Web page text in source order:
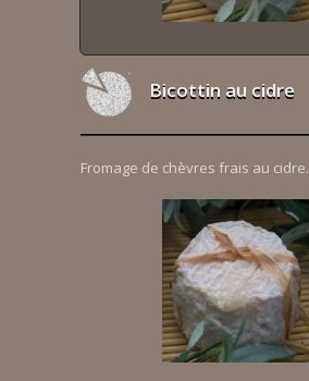
Bicottin au cidre
Fromage de chèvres frais au cidre.